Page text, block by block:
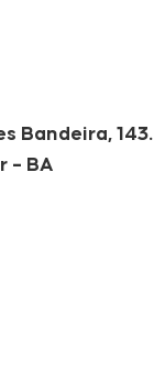
Bandeira, 143.
– BA